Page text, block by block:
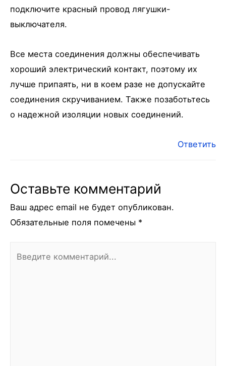
подключите красный провод лягушки-
выключателя.
Все места соединения должны обеспечивать
хороший электрический контакт, поэтому их
лучше припаять, ни в коем разе не допускайте
соединения скручиванием. Также позаботьтесь
о надежной изоляции новых соединений.
Ответить
Оставьте комментарий
Ваш адрес email не будет опубликован.
Обязательные поля помечены *
комментарий...